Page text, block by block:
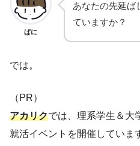
ぱに
あなたの先延ば
ていますか？
では。
（PR）
アカリクでは、理系学生＆大
就活イベントを開催していま